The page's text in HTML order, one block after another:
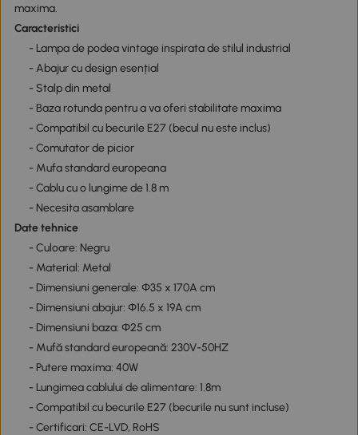
maxima.
Caracteristici
- Lampa de podea vintage inspirata de stilul industrial
- Abajur cu design esențial
- Stalp din metal
- Baza rotunda pentru a va oferi stabilitate maxima
- Compatibil cu becurile E27 (becul nu este inclus)
- Comutator de picior
- Mufa standard europeana
- Cablu cu o lungime de 1.8 m
- Necesita asamblare
Date tehnice
- Culoare: Negru
- Material: Metal
- Dimensiuni generale: Ф35 x 170A cm
- Dimensiuni abajur: Ф16.5 x 19A cm
- Dimensiuni baza: Ф25 cm
- Mufă standard europeană: 230V-50HZ
- Putere maxima: 40W
- Lungimea cablului de alimentare: 1.8m
- Compatibil cu becurile E27 (becurile nu sunt incluse)
- Certificari: CE-LVD, RoHS